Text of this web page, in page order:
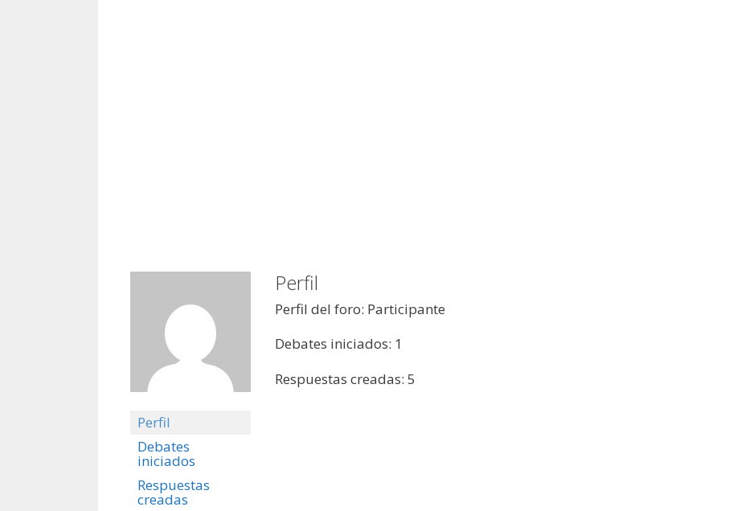
Perfil
Debates
iniciados
Respuestas
creadas
Perfil
Perfil del foro: Participante
Debates iniciados: 1
Respuestas creadas: 5